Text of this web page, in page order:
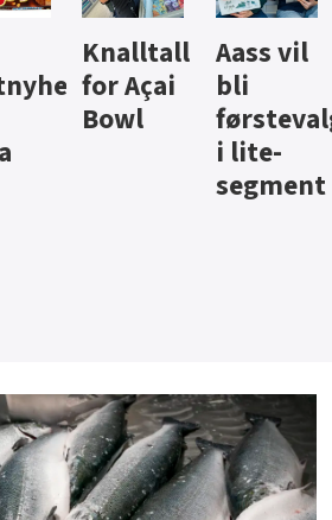
Brus og
jus fra
Berentsen
Hard
iste fra
Hansa